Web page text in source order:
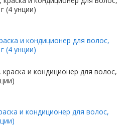
и кондиционер для волос,
(4 унции)
и кондиционер для волос,